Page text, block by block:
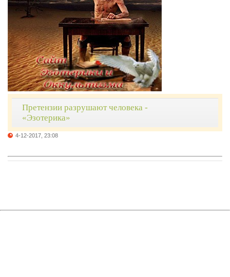
Претензии разрушают человека -
«Эзотерика»
4-12-2017, 23:08